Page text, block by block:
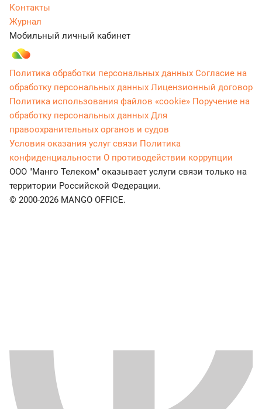
Контакты
Журнал
Мобильный личный кабинет
Политика обработки персональных данных Согласие на
обработку персональных данных Лицензионный договор
Политика использования файлов «cookie» Поручение на
обработку персональных данных Для
правоохранительных органов и судов
Условия оказания услуг связи Политика
конфиденциальности О противодействии коррупции
ООО "Манго Телеком" оказывает услуги связи только на
территории Российской Федерации.
© 2000-2026 MANGO OFFICE.